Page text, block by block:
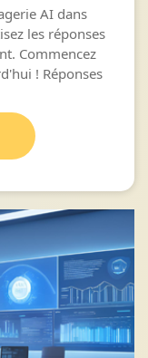
AI dans
les réponses
Commencez
! Réponses